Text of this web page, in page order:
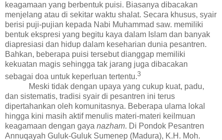
keagamaan yang berbentuk puisi. Biasanya dibacakan
menjelang atau di sekitar waktu shalat. Secara khusus, syair
berisi puji-pujian kepada Nabi Muhammad saw. memiliki
bentuk ekspresi yang begitu kaya dalam Islam dan banyak
diapresiasi dan hidup dalam keseharian dunia pesantren.
Bahkan, beberapa puisi tersebut dianggap memiliki
kekuatan magis sehingga tak jarang juga dibacakan
sebagai doa untuk keperluan tertentu.3
Meski tidak dengan upaya yang cukup kuat, padu,
dan sistematis, tradisi syair di pesantren ini terus
dipertahankan oleh komunitasnya. Beberapa ulama lokal
hingga kini masih aktif menulis materi-materi keilmuan
keagamaan dengan gaya nazham. Di Pondok Pesantren
Annuqayah Guluk-Guluk Sumenep (Madura), K.H. Moh.